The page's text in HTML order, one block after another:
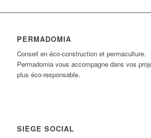
PERMADOMIA
Conseil en éco-construction et permaculture.
Permadomia vous accompagne dans vos
plus éco-responsable.
SIÈGE SOCIAL